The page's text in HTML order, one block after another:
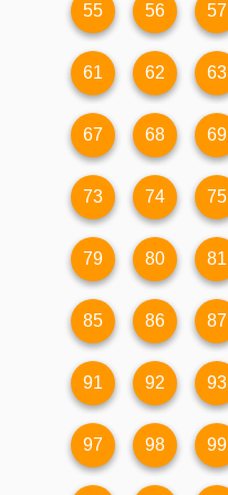
55 56 57
61 62 63
67 68 69
73 74 75
79 80 81
85 86 87
91 92 93
97 98 99